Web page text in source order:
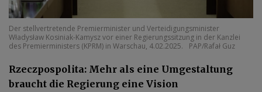
Der stellvertretende Premierminister und Verteidigungsminister
Władysław Kosiniak-Kamysz vor einer Regierungssitzung in der Kanzlei
des Premierministers (KPRM) in Warschau, 4.02.2025.
PAP/Rafał Guz
Rzeczpospolita: Mehr als eine Umgestaltung
braucht die Regierung eine Vision